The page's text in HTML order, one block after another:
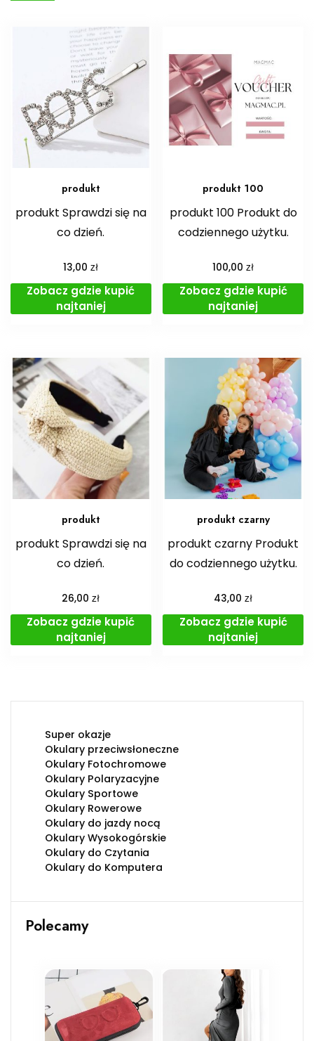
produkt
produkt Sprawdzi się na
co dzień.
13,00zł
Zobacz gdzie kupić
najtaniej
produkt 100
produkt 100 Produkt do
codziennego użytku.
100,00zł
Zobacz gdzie kupić
najtaniej
produkt
produkt Sprawdzi się na
co dzień.
26,00zł
Zobacz gdzie kupić
najtaniej
produkt czarny
produkt czarny Produkt
do codziennego użytku.
43,00zł
Zobacz gdzie kupić
najtaniej
Super okazje
Okulary przeciwsłoneczne
Okulary Fotochromowe
Okulary Polaryzacyjne
Okulary Sportowe
Okulary Rowerowe
Okulary do jazdy nocą
Okulary Wysokogórskie
Okulary do Czytania
Okulary do Komputera
Polecamy